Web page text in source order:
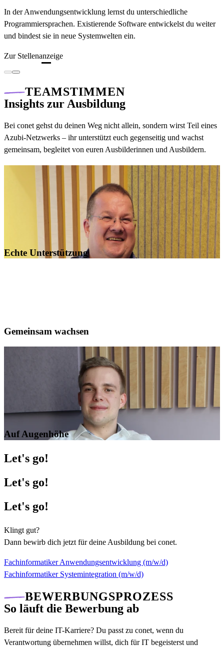
In der Anwendungsentwicklung lernst du unterschiedliche
Programmiersprachen. Existierende Software entwickelst du weiter
und bindest sie in neue Systemwelten ein.
Zur Stellenanzeige
TEAMSTIMMEN
Insights zur Ausbildung
Bei conet gehst du deinen Weg nicht allein, sondern wirst Teil eines
Azubi-Netzwerks – ihr unterstützt euch gegenseitig und wachst
gemeinsam, begleitet von euren Ausbilderinnen und Ausbildern.
Echte Unterstützung
Gemeinsam wachsen
Auf Augenhöhe
Let's go!
Let's go!
Let's go!
Klingt gut?
Dann bewirb dich jetzt für deine Ausbildung bei conet.
Fachinformatiker Anwendungsentwicklung (m/w/d)
Fachinformatiker Systemintegration (m/w/d)
BEWERBUNGSPROZESS
So läuft die Bewerbung ab
Bereit für deine IT-Karriere? Du passt zu conet, wenn du
Verantwortung übernehmen willst, dich für IT begeisterst und